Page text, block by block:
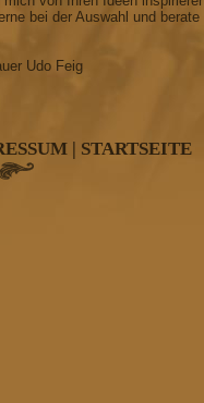
bei der Auswahl und berate
Udo Feig
| STARTSEITE